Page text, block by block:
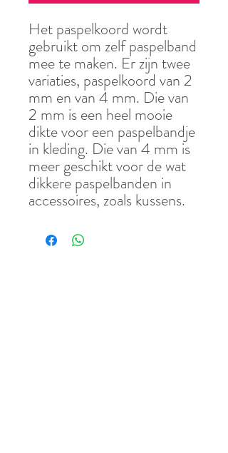
Het paspelkoord wordt
gebruikt om zelf paspelband
mee te maken. Er zijn twee
variaties, paspelkoord van 2
mm en van 4 mm. Die van
2 mm is een heel mooie
dikte voor een paspelbandje
in kleding. Die van 4 mm is
meer geschikt voor de wat
dikkere paspelbanden in
accessoires, zoals kussens.